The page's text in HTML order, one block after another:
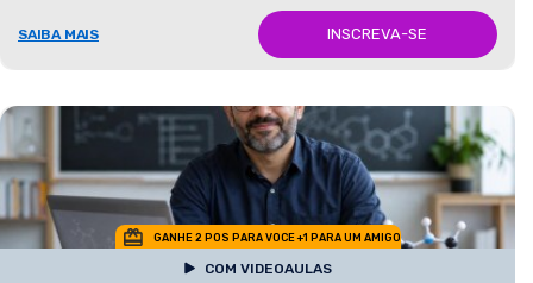
SAIBA MAIS INSCREVA-SE
GANHE 2 POS PARA VOCE +1 PARA UM AMIGO
COM VIDEOAULAS